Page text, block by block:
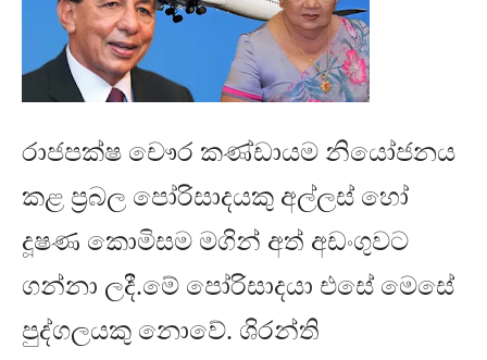
රාජපක්ෂ චෞර කණ්ඩායම නියෝජනය
කළ ප්‍රබල පෝරිසාදයකු අල්ලස් හෝ
දූෂණ කොමිස⁣ම මගින් අත් අඩංගුවට
ගන්නා ලදී.මේ පෝරිසාදයා එසේ මෙසේ
පුද්ගලයකු නොවේ. ශිරන්ති